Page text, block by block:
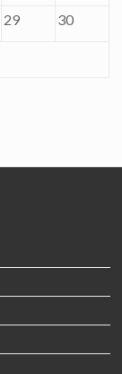
29 30